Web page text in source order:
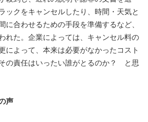
ックをキャンセルしたり、時間・天気と
に合わせるための手段を準備するなど、
れた。企業によっては、キャンセル料の
によって、本来は必要がなかったコスト
の責任はいったい誰がとるのか？ と思
声